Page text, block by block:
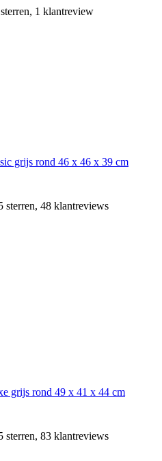
1 klantreview
grijs rond 46 x 46 x 39 cm
sterren, 48 klantreviews
grijs rond 49 x 41 x 44 cm
sterren, 83 klantreviews